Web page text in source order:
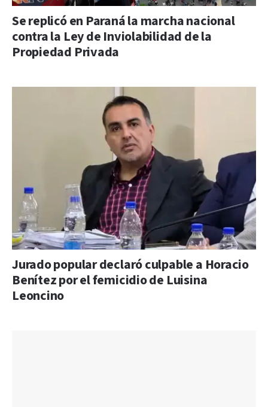
Se replicó en Paraná la marcha nacional
contra la Ley de Inviolabilidad de la
Propiedad Privada
Jurado popular declaró culpable a Horacio
Benítez por el femicidio de Luisina
Leoncino